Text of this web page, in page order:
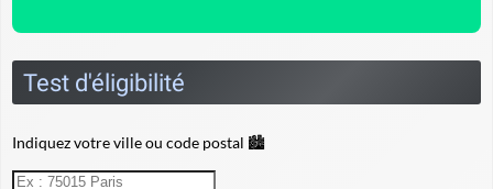
Test d'éligibilité
Indiquez votre ville ou code postal 🏙️